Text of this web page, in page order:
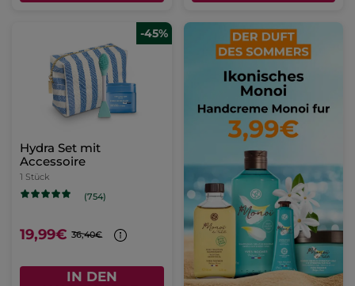
-45%
Hydra Set mit
Accessoire
1 Stück
(754)
19,99€ 36,40€
IN DEN